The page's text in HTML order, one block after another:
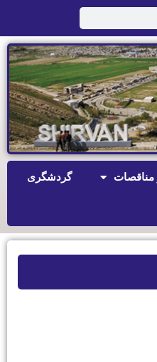
مناقصات گردشگری